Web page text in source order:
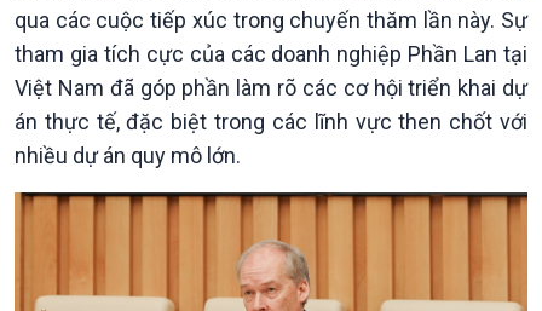
qua các cuộc tiếp xúc trong chuyến thăm lần này. Sự
tham gia tích cực của các doanh nghiệp Phần Lan tại
Việt Nam đã góp phần làm rõ các cơ hội triển khai dự
án thực tế, đặc biệt trong các lĩnh vực then chốt với
nhiều dự án quy mô lớn.